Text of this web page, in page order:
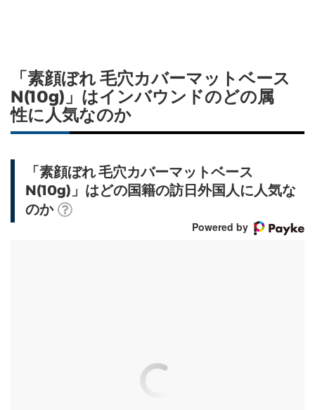
「素顔ぼれ 毛穴カバーマットベース
N(10g)」はインバウンドのどの属
性に人気なのか
「素顔ぼれ 毛穴カバーマットベース
N(10g)」はどの国籍の訪日外国人に人気な
のか
Powered by